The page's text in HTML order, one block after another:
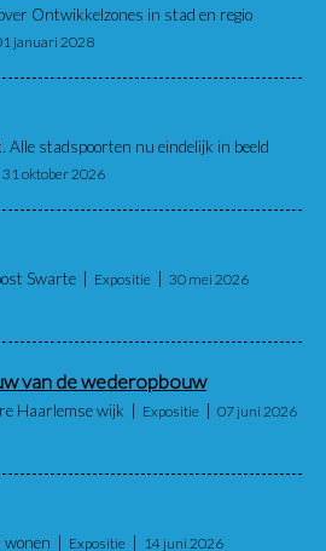
Ontwikkelzones in stad en regio
januari 2028
Alle stadspoorten nu eindelijk in beeld
31 oktober 2026
Swarte Expositie
30 mei 2026
van de wederopbouw
Haarlemse wijk Expositie
07 juni 2026
wonen Expositie 14 juni 2026